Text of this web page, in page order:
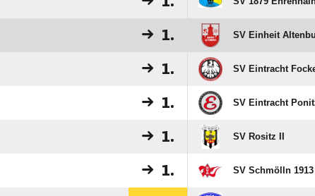
1. SV Einheit
1. SV Eintracht
1. SV Eintracht
1. SV Rositz II
1. SV Schmölln 1913